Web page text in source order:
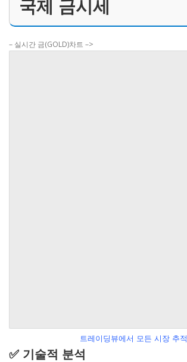
국제 금시세
– 실시간 금(GOLD)차트 –>
트레이딩뷰에서 모든 시장 추적
✅ 기술적 분석